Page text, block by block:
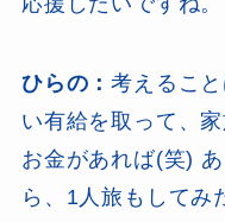
ひらの：考えるこ
い有給を取って、
お金があれば(笑)
ら、1人旅もしてみ